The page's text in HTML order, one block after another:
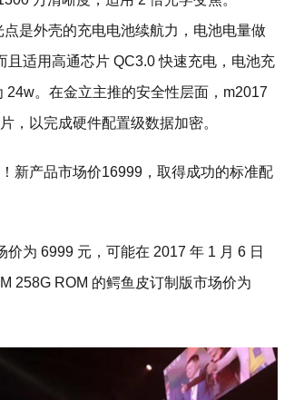
点是外壳的充电电池续航力，电池电量做
且适用高通芯片 QC3.0 快速充电，电池充
24w。在金立主推的安全性层面，m2017
，以完成硬件配置级数据加密。
价为 6999 元，可能在 2017 年 1 月 6 日
258G ROM 的鳄鱼皮订制版市场价为